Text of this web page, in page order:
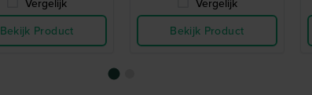
Vergelijk
Bekijk Product
Vergelijk
Bekijk Product